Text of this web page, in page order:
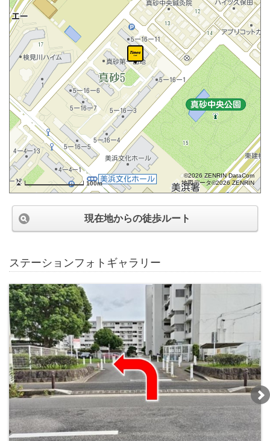
100m
©2026 ZENRIN DataCom
地図データ©2026 ZENRIN
現在地からの徒歩ルート
ステーションフォトギャラリー